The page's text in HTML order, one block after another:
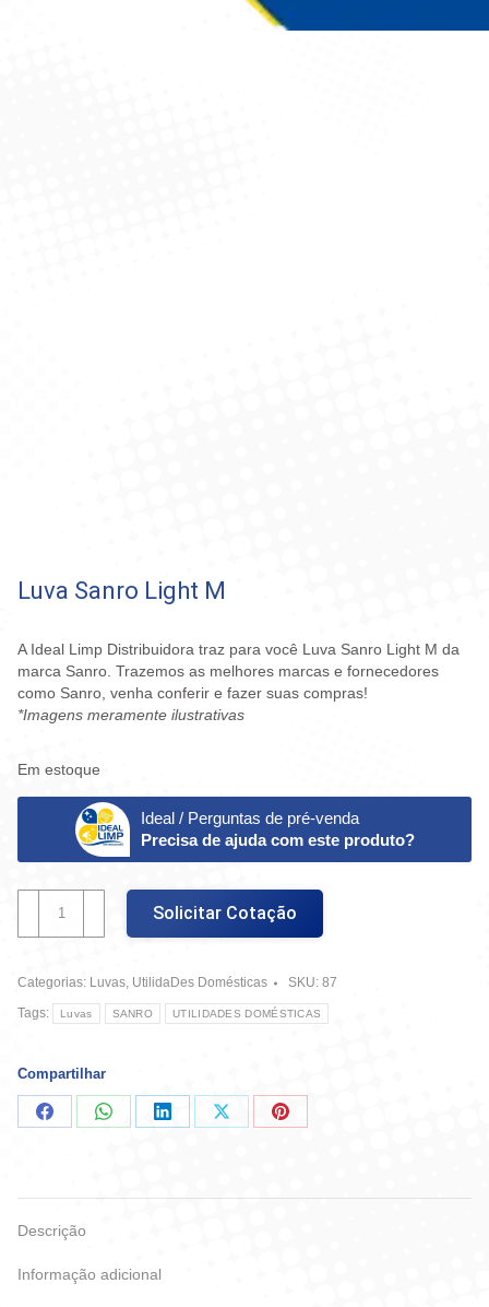
Luva Sanro Light M
A Ideal Limp Distribuidora traz para você Luva Sanro Light M da
marca Sanro. Trazemos as melhores marcas e fornecedores
como Sanro, venha conferir e fazer suas compras!
*Imagens meramente ilustrativas
Em estoque
Ideal / Perguntas de pré-venda
Precisa de ajuda com este produto?
Light
quantidade
Solicitar Cotação
Categorias: Luvas, UtilidaDes Domésticas SKU: 87
Tags:
Luvas SANRO UTILIDADES DOMÉSTICAS
Compartilhar
CompartilharCompartilharCompartilharCompartilharCompartilhar
Descrição
Informação adicional